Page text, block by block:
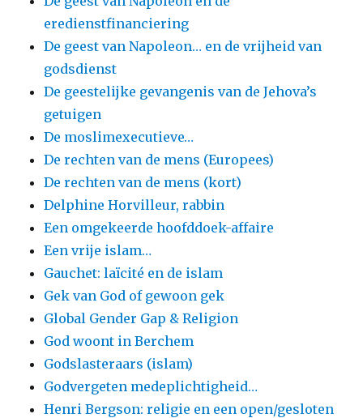
eredienstfinanciering
De geest van Napoleon… en de vrijheid van
godsdienst
De geestelijke gevangenis van de Jehova’s
getuigen
De moslimexecutieve…
De rechten van de mens (Europees)
De rechten van de mens (kort)
Delphine Horvilleur, rabbin
Een omgekeerde hoofddoek-affaire
Een vrije islam…
Gauchet: laïcité en de islam
Gek van God of gewoon gek
Global Gender Gap & Religion
God woont in Berchem
Godslasteraars (islam)
Godvergeten medeplichtigheid…
Henri Bergson: religie en een open/gesloten